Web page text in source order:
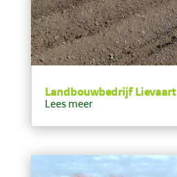
Landbouwbedrijf Lievaart
Lees meer